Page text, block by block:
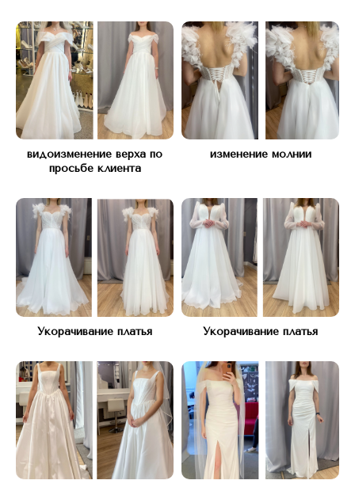
видоизменение верха по
просьбе клиента
изменение молнии
Укорачивание платья Укорачивание платья
Свяжитесь с нами любым
удобным способом
С 10 ДО 21, БЕЗ ВЫХОДНЫХ
Часы работы:
+7(977) 748 45 45
Телефон: